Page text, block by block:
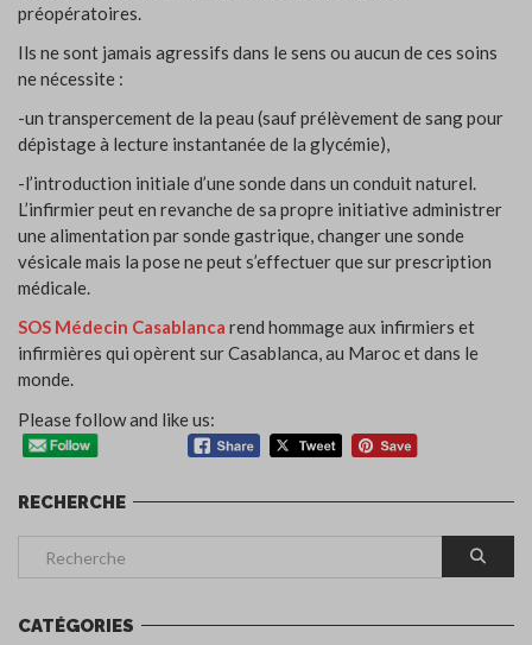
préopératoires.
Ils ne sont jamais agressifs dans le sens ou aucun de ces soins
ne nécessite :
-un transpercement de la peau (sauf prélèvement de sang pour
dépistage à lecture instantanée de la glycémie),
-l’introduction initiale d’une sonde dans un conduit naturel.
L’infirmier peut en revanche de sa propre initiative administrer
une alimentation par sonde gastrique, changer une sonde
vésicale mais la pose ne peut s’effectuer que sur prescription
médicale.
SOS Médecin Casablanca rend hommage aux infirmiers et
infirmières qui opèrent sur Casablanca, au Maroc et dans le
monde.
Please follow and like us:
RECHERCHE
CATÉGORIES